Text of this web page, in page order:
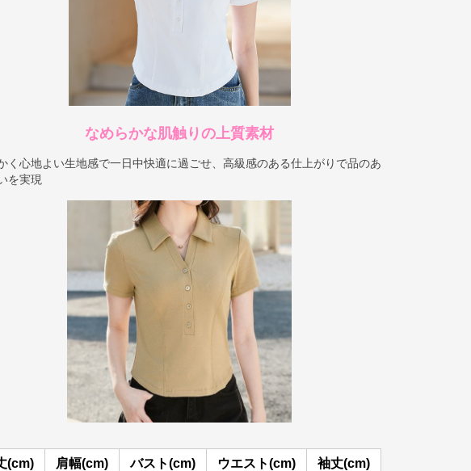
なめらかな肌触りの上質素材
く心地よい生地感で一日中快適に過ごせ、高級感のある仕上がりで品のあ
を実現
(cm) 肩幅(cm) バスト(cm) ウエスト(cm) 袖丈(cm)